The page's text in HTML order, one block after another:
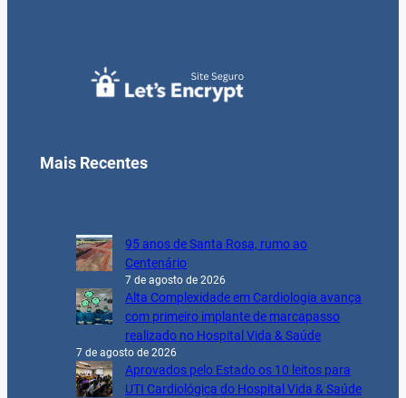
Mais Recentes
95 anos de Santa Rosa, rumo ao
Centenário
7 de agosto de 2026
Alta Complexidade em Cardiologia avança
com primeiro implante de marcapasso
realizado no Hospital Vida & Saúde
7 de agosto de 2026
Aprovados pelo Estado os 10 leitos para
UTI Cardiológica do Hospital Vida & Saúde